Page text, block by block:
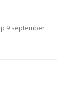
9 september